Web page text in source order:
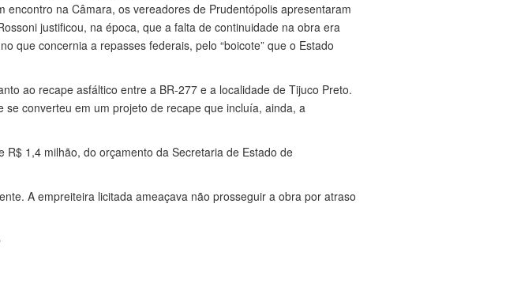
na Câmara, os vereadores de Prudentópolis apresentaram
justificou, na época, que a falta de continuidade na obra era
que concernia a repasses federais, pelo “boicote” que o Estado
ao recape asfáltico entre a BR-277 e a localidade de Tijuco Preto.
converteu em um projeto de recape que incluía, ainda, a
1,4 milhão, do orçamento da Secretaria de Estado de
A empreiteira licitada ameaçava não prosseguir a obra por atraso